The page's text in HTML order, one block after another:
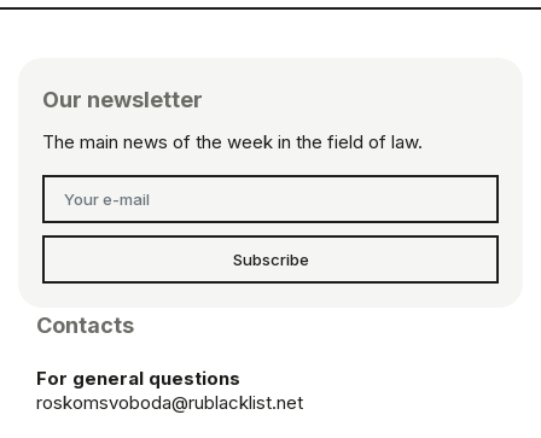
Our newsletter
The main news of the week in the field of law.
Subscribe
Contacts
For general questions
roskomsvoboda@rublacklist.net